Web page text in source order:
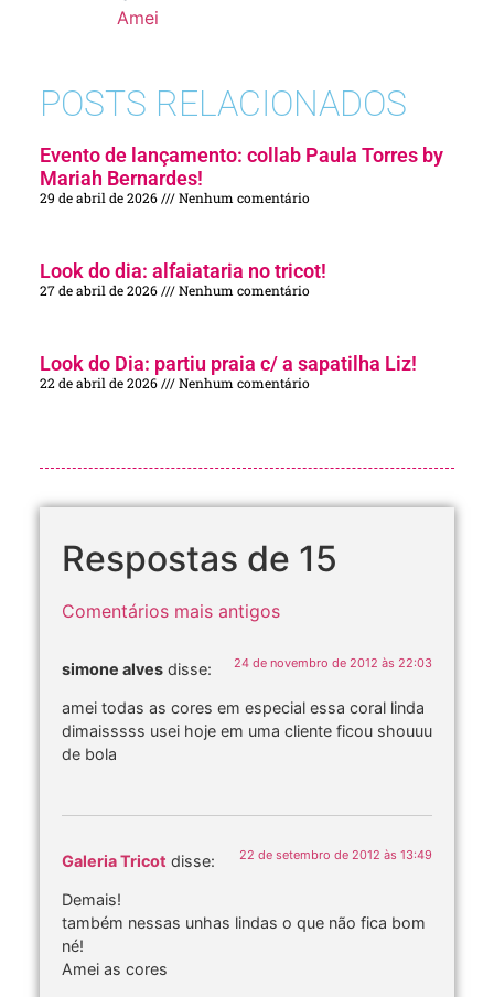
Amei
POSTS RELACIONADOS
Evento de lançamento: collab Paula Torres by
Mariah Bernardes!
29 de abril de 2026 Nenhum comentário
Look do dia: alfaiataria no tricot!
27 de abril de 2026 Nenhum comentário
Look do Dia: partiu praia c/ a sapatilha Liz!
22 de abril de 2026 Nenhum comentário
Respostas de 15
Comentários mais antigos
simone alves disse: 24 de novembro de 2012 às 22:03
amei todas as cores em especial essa coral linda
dimaisssss usei hoje em uma cliente ficou shouuu
de bola
Galeria Tricot disse: 22 de setembro de 2012 às 13:49
Demais!
também nessas unhas lindas o que não fica bom
né!
Amei as cores